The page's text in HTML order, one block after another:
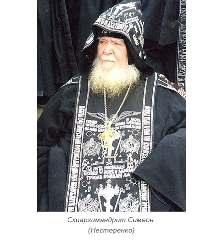
Схиархимандрит Симеон
(Нестеренко)